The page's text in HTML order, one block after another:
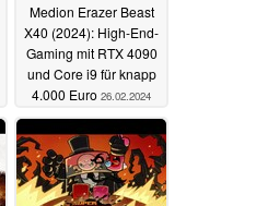
Medion Erazer Beast
X40 (2024): High-End-
Gaming mit RTX 4090
und Core i9 für knapp
4.000 Euro 26.02.2024